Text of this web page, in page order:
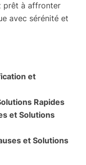
prêt à affronter
avec sérénité et
et
Rapides
et Solutions
et Solutions